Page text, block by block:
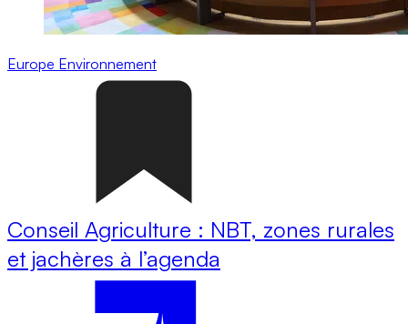
Europe Environnement
Conseil Agriculture : NBT, zones rurales
et jachères à l’agenda